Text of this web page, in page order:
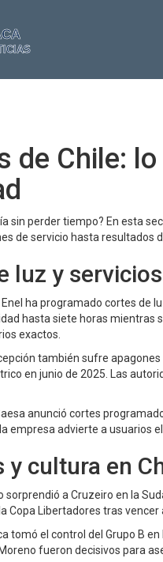
de Chile:
sin perder tiempo? En esta
de servicio hasta resultados
luz y
ha programado cortes de
hasta siete horas mientras
exactos.
también sufre
en junio de 2025. Las
anunció cortes
empresa advierte a usuarios
y cultura en
sorprendió a Cruzeiro en la
Copa Libertadores tras
tomó el control del Grupo B
fueron decisivos para